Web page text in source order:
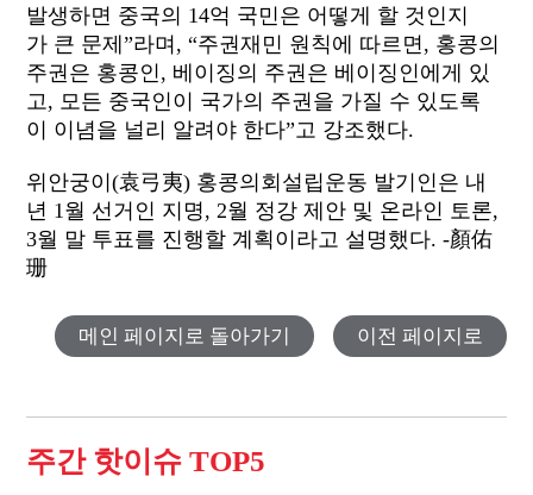
발생하면 중국의 14억 국민은 어떻게 할 것인지
가 큰 문제”라며, “주권재민 원칙에 따르면, 홍콩의
주권은 홍콩인, 베이징의 주권은 베이징인에게 있
고, 모든 중국인이 국가의 주권을 가질 수 있도록
이 이념을 널리 알려야 한다”고 강조했다.
위안궁이(袁弓夷) 홍콩의회설립운동 발기인은 내
년 1월 선거인 지명, 2월 정강 제안 및 온라인 토론,
3월 말 투표를 진행할 계획이라고 설명했다. -顏佑
珊
메인 페이지로 돌아가기 이전 페이지로
주간 핫이슈 TOP5